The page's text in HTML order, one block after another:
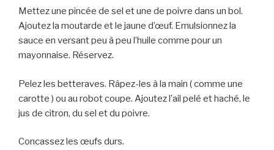
Mettez une pincée de sel et une de poivre dans un bol.
Ajoutez la moutarde et le jaune d’œuf. Emulsionnez la
sauce en versant peu à peu l’huile comme pour un
mayonnaise. Réservez.
Pelez les betteraves. Râpez-les à la main ( comme une
carotte ) ou au robot coupe. Ajoutez l’ail pelé et haché, le
jus de citron, du sel et du poivre.
Concassez les œufs durs.